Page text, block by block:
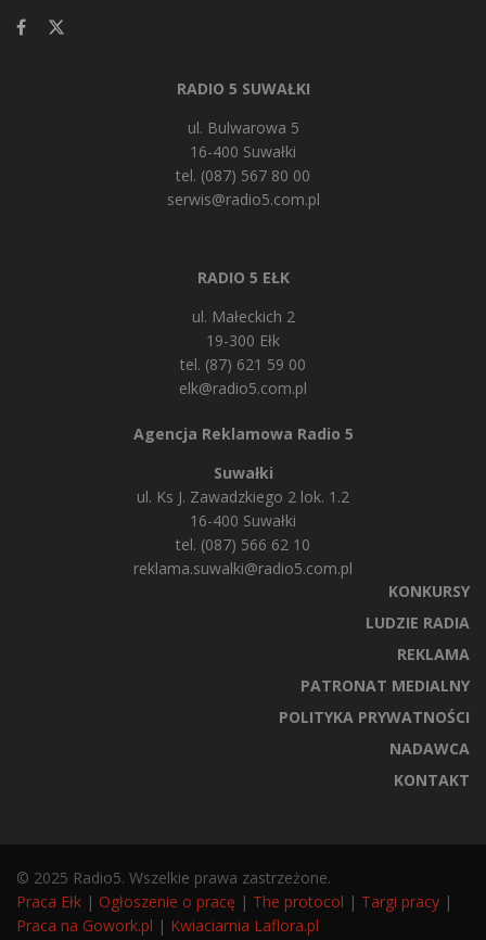
RADIO 5 SUWAŁKI
ul. Bulwarowa 5
16-400 Suwałki
tel. (087) 567 80 00
serwis@radio5.com.pl
RADIO 5 EŁK
ul. Małeckich 2
19-300 Ełk
tel. (87) 621 59 00
elk@radio5.com.pl
Agencja Reklamowa Radio 5
Suwałki
ul. Ks J. Zawadzkiego 2 lok. 1.2
16-400 Suwałki
tel. (087) 566 62 10
reklama.suwalki@radio5.com.pl
KONKURSY
LUDZIE RADIA
REKLAMA
PATRONAT MEDIALNY
POLITYKA PRYWATNOŚCI
NADAWCA
KONTAKT
© 2025 Radio5. Wszelkie prawa zastrzeżone.
Praca Ełk | Ogłoszenie o pracę | The protocol | Targi pracy |
Praca na Gowork.pl | Kwiaciarnia Laflora.pl